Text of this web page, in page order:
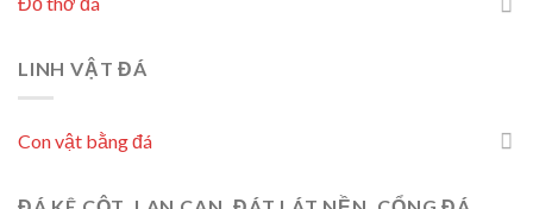
LINH VẬT ĐÁ
Con vật bằng đá